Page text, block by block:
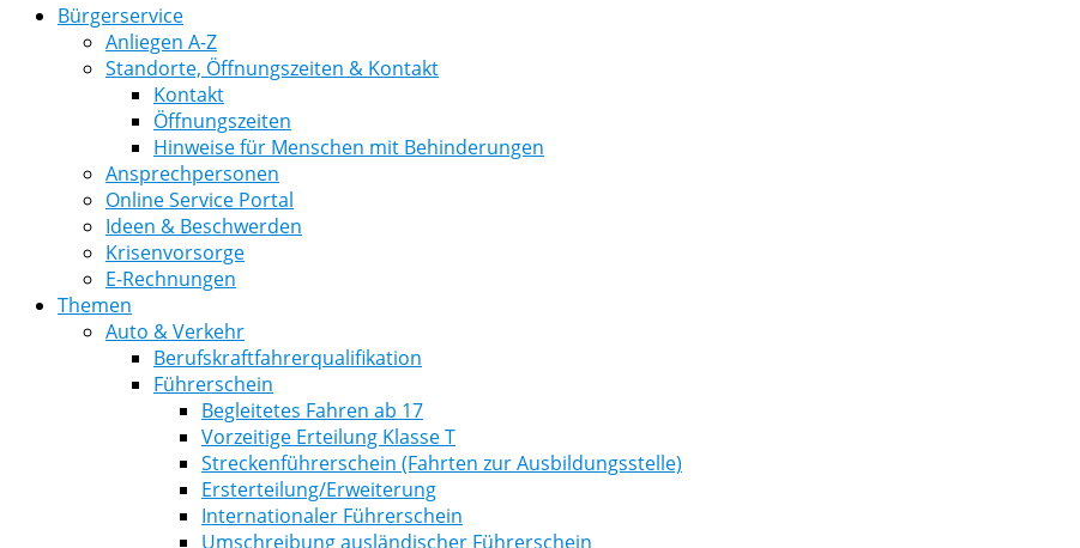
Bürgerservice
Anliegen A-Z
Standorte, Öffnungszeiten & Kontakt
Kontakt
Öffnungszeiten
Hinweise für Menschen mit Behinderungen
Ansprechpersonen
Online Service Portal
Ideen & Beschwerden
Krisenvorsorge
E-Rechnungen
Themen
Auto & Verkehr
Berufskraftfahrerqualifikation
Führerschein
Begleitetes Fahren ab 17
Vorzeitige Erteilung Klasse T
Streckenführerschein (Fahrten zur Ausbildungsstelle)
Ersterteilung/Erweiterung
Internationaler Führerschein
Umschreibung ausländischer Führerschein